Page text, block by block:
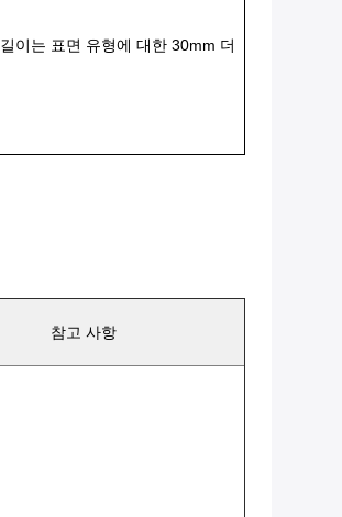
길이는 표면 유형에 대한 30mm 더
참고 사항